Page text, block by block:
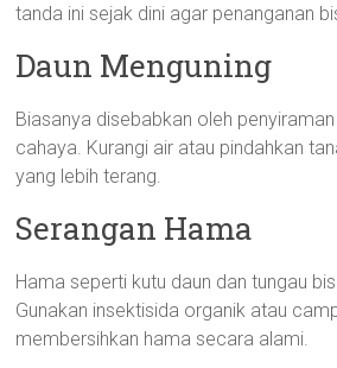
tanda ini sejak dini agar penanganan
Daun Menguning
Biasanya disebabkan oleh
cahaya. Kurangi air atau pindahkan
yang lebih terang.
Serangan Hama
Hama seperti kutu daun dan tungau
Gunakan insektisida organik atau
membersihkan hama secara alami.